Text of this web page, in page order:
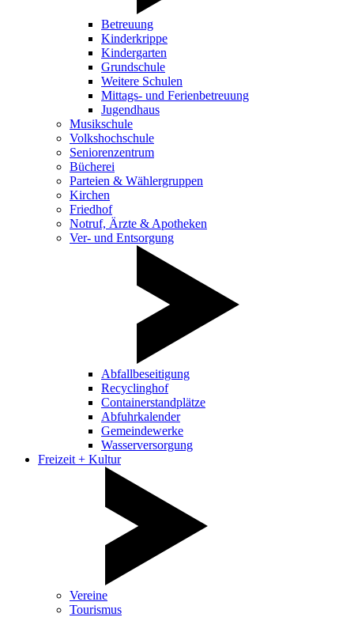
Betreuung
Kinderkrippe
Kindergarten
Grundschule
Weitere Schulen
Mittags- und Ferienbetreuung
Jugendhaus
Musikschule
Volkshochschule
Seniorenzentrum
Bücherei
Parteien & Wählergruppen
Kirchen
Friedhof
Notruf, Ärzte & Apotheken
Ver- und Entsorgung
Abfallbeseitigung
Recyclinghof
Containerstandplätze
Abfuhrkalender
Gemeindewerke
Wasserversorgung
Freizeit + Kultur
Vereine
Tourismus